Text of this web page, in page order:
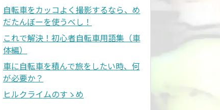
自転車をカッコよく撮影するなら、め
だたんぼーを使うべし！
これで解決！初心者自転車用語集（車
体編）
車に自転車を積んで旅をしたい時、何
が必要か？
ヒルクライムのすゝめ